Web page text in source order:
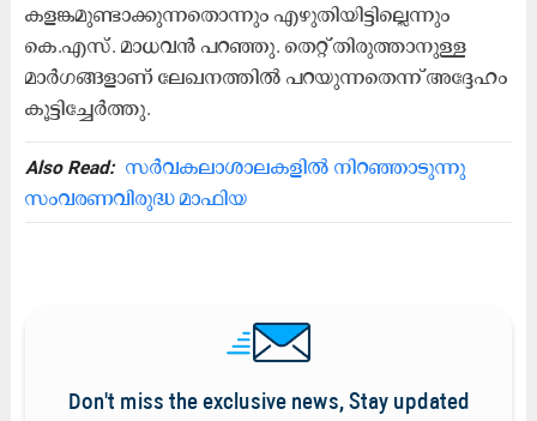
കളങ്കമുണ്ടാക്കുന്നതൊന്നും എഴുതിയിട്ടില്ലെന്നും
കെ.എസ്. മാധവൻ പറഞ്ഞു. തെറ്റ് തിരുത്താനുള്ള
മാർഗങ്ങളാണ് ലേഖനത്തിൽ പറയുന്നതെന്ന് അദ്ദേഹം
കൂട്ടിച്ചേർത്തു.
Also Read: സർവകലാശാലകളിൽ നിറഞ്ഞാടുന്നു
സംവരണവിരുദ്ധ മാഫിയ
Don't miss the exclusive news, Stay updated